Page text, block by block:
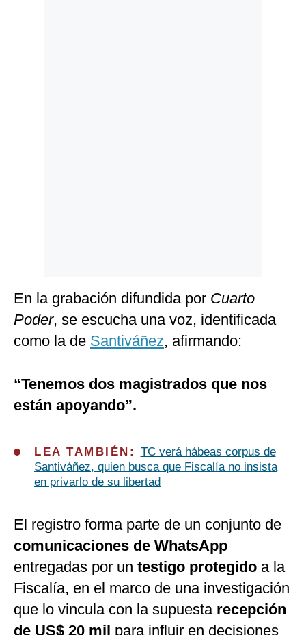
En la grabación difundida por Cuarto
Poder, se escucha una voz, identificada
como la de Santiváñez, afirmando:
“Tenemos dos magistrados que nos
están apoyando”.
LEA TAMBIÉN: TC verá hábeas corpus de
Santiváñez, quien busca que Fiscalía no insista
en privarlo de su libertad
El registro forma parte de un conjunto de
comunicaciones de WhatsApp
entregadas por un testigo protegido a la
Fiscalía, en el marco de una investigación
que lo vincula con la supuesta recepción
de US$ 20 mil para influir en decisiones